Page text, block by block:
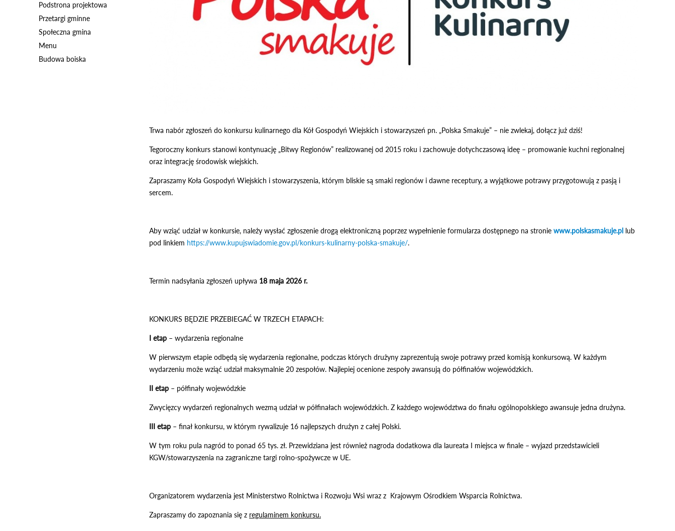
Podstrona projektowa
Przetargi gminne
Społeczna gmina
Menu
Budowa boiska
Trwa nabór zgłoszeń do konkursu kulinarnego dla Kół Gospodyń Wiejskich i stowarzyszeń pn. „Polska Smakuje” – nie zwlekaj, dołącz już dziś!
Tegoroczny konkurs stanowi kontynuację „Bitwy Regionów” realizowanej od 2015 roku i zachowuje dotychczasową ideę – promowanie kuchni regionalnej
oraz integrację środowisk wiejskich.
Zapraszamy Koła Gospodyń Wiejskich i stowarzyszenia, którym bliskie są smaki regionów i dawne receptury, a wyjątkowe potrawy przygotowują z pasją i
sercem.
Aby wziąć udział w konkursie, należy wysłać zgłoszenie drogą elektroniczną poprzez wypełnienie formularza dostępnego na stronie www.polskasmakuje.pl lub
pod linkiem https://www.kupujswiadomie.gov.pl/konkurs-kulinarny-polska-smakuje/.
Termin nadsyłania zgłoszeń upływa 18 maja 2026 r.
KONKURS BĘDZIE PRZEBIEGAĆ W TRZECH ETAPACH:
I etap – wydarzenia regionalne
W pierwszym etapie odbędą się wydarzenia regionalne, podczas których drużyny zaprezentują swoje potrawy przed komisją konkursową. W każdym
wydarzeniu może wziąć udział maksymalnie 20 zespołów. Najlepiej ocenione zespoły awansują do półfinałów wojewódzkich.
II etap – półfinały wojewódzkie
Zwycięzcy wydarzeń regionalnych wezmą udział w półfinałach wojewódzkich. Z każdego województwa do finału ogólnopolskiego awansuje jedna drużyna.
III etap – finał konkursu, w którym rywalizuje 16 najlepszych drużyn z całej Polski.
W tym roku pula nagród to ponad 65 tys. zł. Przewidziana jest również nagroda dodatkowa dla laureata I miejsca w finale – wyjazd przedstawicieli
KGW/stowarzyszenia na zagraniczne targi rolno-spożywcze w UE.
Organizatorem wydarzenia jest Ministerstwo Rolnictwa i Rozwoju Wsi wraz z Krajowym Ośrodkiem Wsparcia Rolnictwa.
Zapraszamy do zapoznania się z regulaminem konkursu.